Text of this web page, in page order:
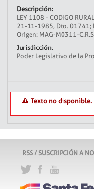
Descripción:
LEY 1108 - CODIGO
21-11-1985, Dto. 01741;
Origen: MAG-M0311-
Jurisdicción:
Poder Legislativo de la
Texto no disponible.
RSS / SUSCRIPCIÓN A